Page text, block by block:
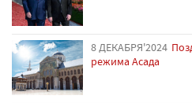
8 ДЕКАБРЯ'2024
режима Асада